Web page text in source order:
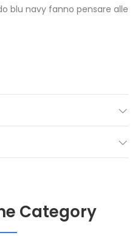
blu navy fanno pensare alle
Category